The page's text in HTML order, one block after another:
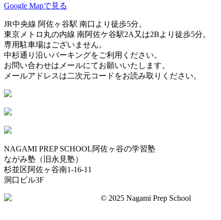
Google Mapで見る
JR中央線 阿佐ヶ谷駅 南口より徒歩5分。
東京メトロ丸の内線 南阿佐ケ谷駅2A又は2Bより徒歩5分。
専用駐車場はございません。
中杉通り沿いパーキングをご利用ください。
お問い合わせはメールにてお願いいたします。
メールアドレスは二次元コードをお読み取りください。
NAGAMI PREP SCHOOL阿佐ヶ谷の学習塾
ながみ塾（旧永見塾）
杉並区阿佐ヶ谷南1-16-11
洞口ビル3F
©︎ 2025 Nagami Prep School